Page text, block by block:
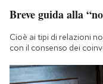
Breve guida alla
Cioè ai tipi di relazioni
con il consenso dei